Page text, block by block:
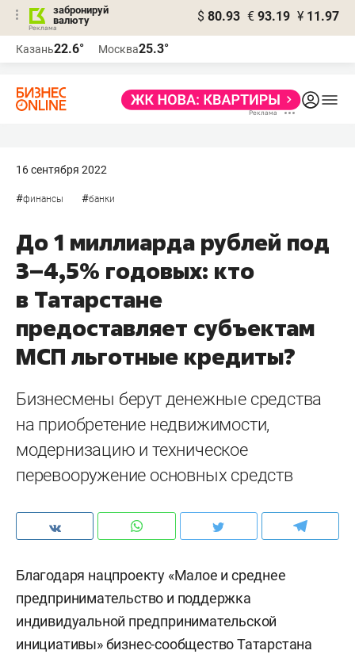
забронируй
валюту
$ 80.93 € 93.19 ¥ 11.97
Казань22.6° Москва25.3°
16 сентября 2022
#финансы #банки
До 1 миллиарда рублей под
3–4,5% годовых: кто
в Татарстане
предоставляет субъектам
МСП льготные кредиты?
Бизнесмены берут денежные средства
на приобретение недвижимости,
модернизацию и техническое
перевооружение основных средств
Благодаря нацпроекту «Малое и среднее
предпринимательство и поддержка
индивидуальной предпринимательской
инициативы» бизнес-сообщество Татарстана